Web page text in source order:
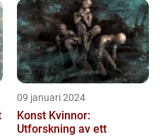
09 januari 2024
Konst Kvinnor:
Utforskning av ett